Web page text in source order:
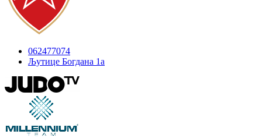
062477074
Љутице Богдана 1а